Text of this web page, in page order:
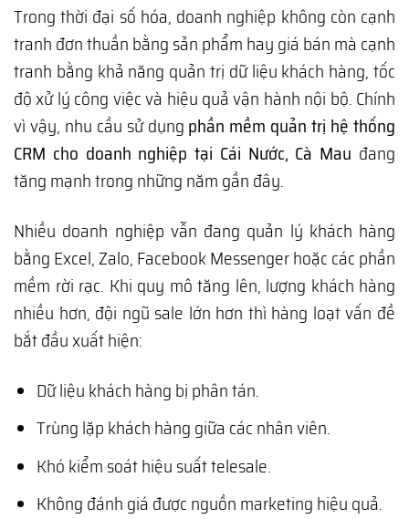
Trong thời đại số hóa, doanh nghiệp không còn cạnh
tranh đơn thuần bằng sản phẩm hay giá bán mà cạnh
tranh bằng khả năng quản trị dữ liệu khách hàng, tốc
độ xử lý công việc và hiệu quả vận hành nội bộ. Chính
vì vậy, nhu cầu sử dụng phần mềm quản trị hệ thống
CRM cho doanh nghiệp tại Cái Nước, Cà Mau đang
tăng mạnh trong những năm gần đây.
Nhiều doanh nghiệp vẫn đang quản lý khách hàng
bằng Excel, Zalo, Facebook Messenger hoặc các phần
mềm rời rạc. Khi quy mô tăng lên, lượng khách hàng
nhiều hơn, đội ngũ sale lớn hơn thì hàng loạt vấn đề
bắt đầu xuất hiện:
Dữ liệu khách hàng bị phân tán.
Trùng lặp khách hàng giữa các nhân viên.
Khó kiểm soát hiệu suất telesale.
Không đánh giá được nguồn marketing hiệu quả.